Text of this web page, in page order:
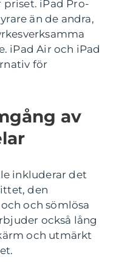
priset. iPad Pro-
än de andra,
iPad Air och iPad
för
av
inkluderar det
den
och sömlösa
också lång
och utmärkt